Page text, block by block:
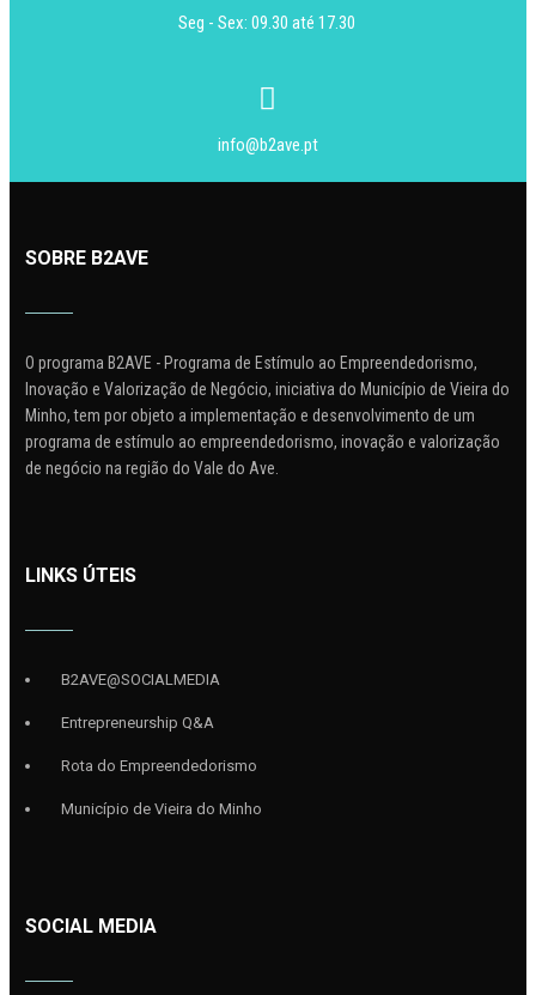
Seg - Sex: 09.30 até 17.30
info@b2ave.pt
SOBRE B2AVE
O programa B2AVE - Programa de Estímulo ao Empreendedorismo,
Inovação e Valorização de Negócio, iniciativa do Município de Vieira do
Minho, tem por objeto a implementação e desenvolvimento de um
programa de estímulo ao empreendedorismo, inovação e valorização
de negócio na região do Vale do Ave.
LINKS ÚTEIS
B2AVE@SOCIALMEDIA
Entrepreneurship Q&A
Rota do Empreendedorismo
Município de Vieira do Minho
SOCIAL MEDIA